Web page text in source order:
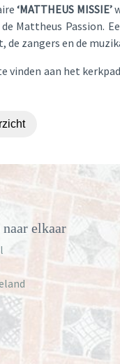
‘MATTHEUS MISSIE’
Mattheus Passion.
de zangers en de
vinden aan het
elkaar